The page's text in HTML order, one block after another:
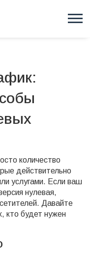
количество
действительно
услугами. Если ваш
нулевая,
Давайте
кто будет нужен